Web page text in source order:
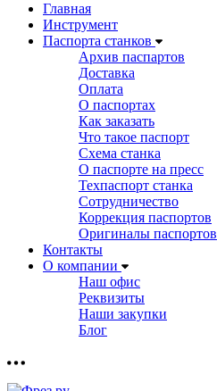
Главная
Инструмент
Паспорта станков
Архив паспартов
Доставка
Оплата
О паспортах
Как заказать
Что такое паспорт
Схема станка
О паспорте на пресс
Техпаспорт станка
Сотрудничество
Коррекция паспортов
Оригиналы паспортов
Контакты
О компании
Наш офис
Реквизиты
Наши закупки
Блог